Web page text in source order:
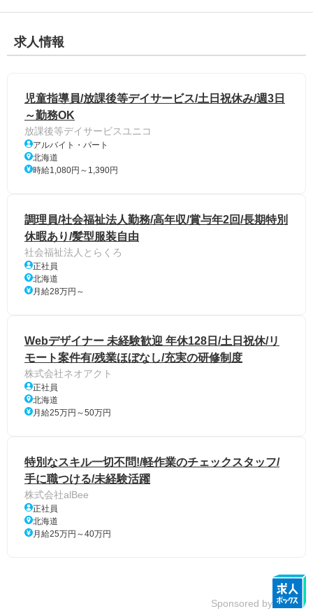
求人情報
児童指導員/放課後等デイサービス/土日祝休み/週3日
～勤務OK
放課後等デイサービスユニコ
アルバイト・パート
北海道
時給1,080円～1,390円
調理員/社会福祉法人勤務/高年収/賞与年2回/長期特別
休暇あり/髪型服装自由
社会福祉法人とらくろ
正社員
北海道
月給28万円～
Webデザイナー 未経験歓迎 年休128日/土日祝休/リ
モート案件有/残業ほぼなし/充実の研修制度
株式会社ネオアクト
正社員
北海道
月給25万円～50万円
特別なスキル一切不問!/軽作業のチェックスタッフ/
手に職つける/未経験活躍
株式会社alBee
正社員
北海道
月給25万円～40万円
Sponsored by